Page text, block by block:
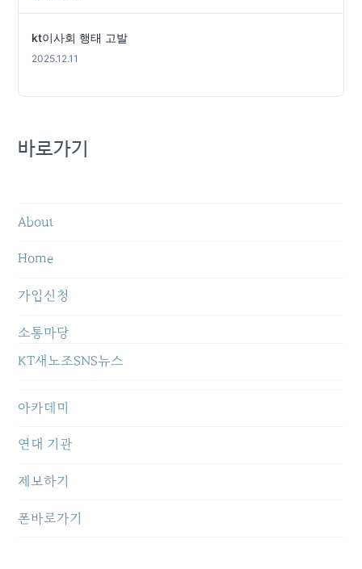
kt이사회 행태 고발
2025.12.11
바로가기
About
Home
가입신청
소통마당
KT새노조SNS뉴스
아카데미
연대 기관
제보하기
폰바로가기